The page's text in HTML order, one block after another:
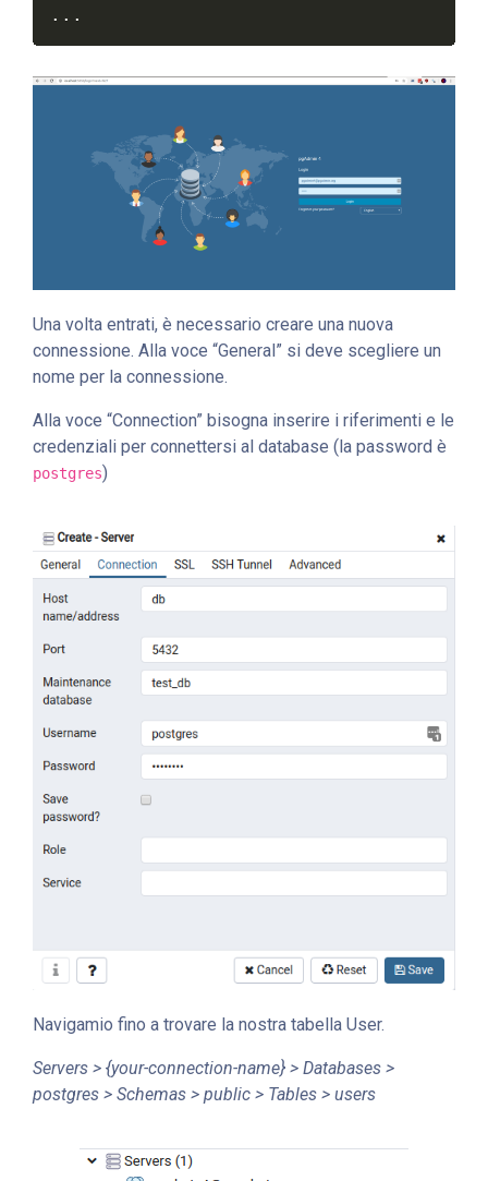
...
Una volta entrati, è necessario creare una nuova
connessione. Alla voce “General” si deve scegliere un
nome per la connessione.
Alla voce “Connection” bisogna inserire i riferimenti e le
credenziali per connettersi al database (la password è
postgres)
Navigamio fino a trovare la nostra tabella User.
Servers > {your-connection-name} > Databases >
postgres > Schemas > public > Tables > users